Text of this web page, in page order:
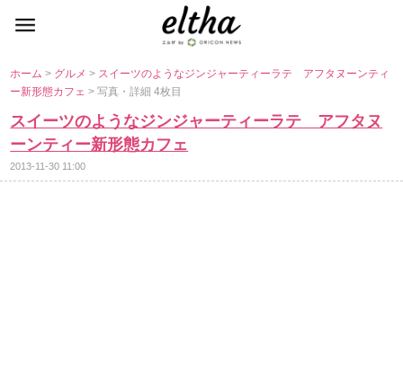
ホーム> グルメ> スイーツのようなジンジャーティーラテ アフタヌーンティ
ー新形態カフェ> 写真・詳細 4枚目
スイーツのようなジンジャーティーラテ アフタヌ
ーンティー新形態カフェ
2013-11-30 11:00